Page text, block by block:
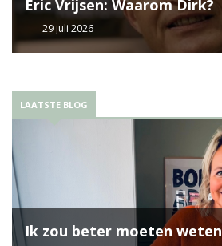
Eric Vrijsen: Waarom Dirk?
29 juli 2026
LAATSTE BLOG
Ik zou beter moeten weten